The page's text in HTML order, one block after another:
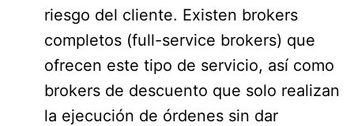
riesgo del cliente. Existen brokers
completos (full-service brokers) que
ofrecen este tipo de servicio, así como
brokers de descuento que solo realizan
la ejecución de órdenes sin dar